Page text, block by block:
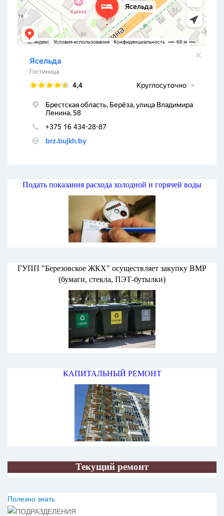
Подать показания расхода холодной и горячей воды
ГУПП "Березовское ЖКХ" осуществляет закупку ВМР
(бумаги, стекла, ПЭТ-бутылки)
КАПИТАЛЬНЫЙ РЕМОНТ
Текущий ремонт
Полезно знать